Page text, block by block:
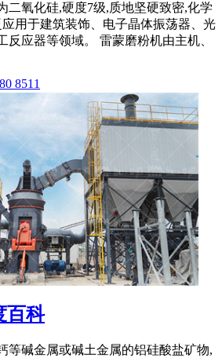
二氧化硅,硬度7级,质地坚硬致密,化学
用于建筑装饰、电子晶体振荡器、光
反应器等领域。 雷蒙磨粉机由主机、
8511
百科
等碱金属或碱土金属的铝硅酸盐矿物,